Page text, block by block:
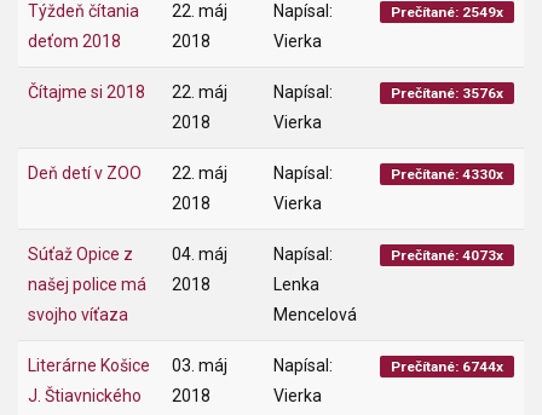
Týždeň čítania
deťom 2018
22. máj
2018
Napísal:
Vierka
Prečítané: 2549x
Čítajme si 2018
22. máj
2018
Napísal:
Vierka
Prečítané: 3576x
Deň detí v ZOO
22. máj
2018
Napísal:
Vierka
Prečítané: 4330x
Súťaž Opice z
našej police má
svojho víťaza
04. máj
2018
Napísal:
Lenka
Mencelová
Prečítané: 4073x
Literárne Košice
J. Štiavnického
03. máj
2018
Napísal:
Vierka
Prečítané: 6744x